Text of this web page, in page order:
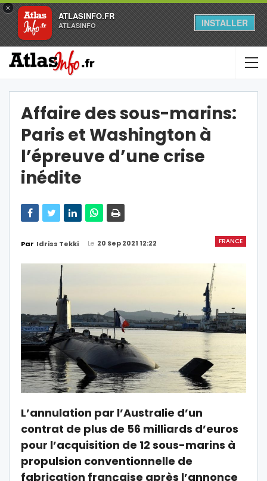
×
ATLASINFO.FR
ATLASINFO INSTALLER
Affaire des sous-marins:
Paris et Washington à
l’épreuve d’une crise
inédite
FRANCE
Par Idriss Tekki Le 20 Sep 2021 12:22
L’annulation par l’Australie d’un
contrat de plus de 56 milliards d’euros
pour l’acquisition de 12 sous-marins à
propulsion conventionnelle de
fabrication française après l’annonce